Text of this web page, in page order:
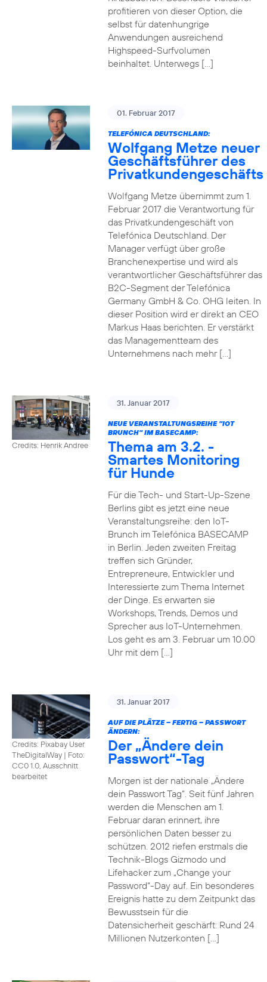
profitieren von dieser Option, die
selbst für datenhungrige
Anwendungen ausreichend
Highspeed-Surfvolumen
beinhaltet. Unterwegs […]
01. Februar 2017
TELEFÓNICA DEUTSCHLAND:
Wolfgang Metze neuer
Geschäftsführer des
Privatkundengeschäfts
Wolfgang Metze übernimmt zum 1.
Februar 2017 die Verantwortung für
das Privatkundengeschäft von
Telefónica Deutschland. Der
Manager verfügt über große
Branchenexpertise und wird als
verantwortlicher Geschäftsführer das
B2C-Segment der Telefónica
Germany GmbH & Co. OHG leiten. In
dieser Position wird er direkt an CEO
Markus Haas berichten. Er verstärkt
das Managementteam des
Unternehmens nach mehr […]
Credits: Henrik Andree
31. Januar 2017
NEUE VERANSTALTUNGSREIHE "IOT
BRUNCH" IM BASECAMP:
Thema am 3.2. -
Smartes Monitoring
für Hunde
Für die Tech- und Start-Up-Szene
Berlins gibt es jetzt eine neue
Veranstaltungsreihe: den IoT-
Brunch im Telefónica BASECAMP
in Berlin. Jeden zweiten Freitag
treffen sich Gründer,
Entrepreneure, Entwickler und
Interessierte zum Thema Internet
der Dinge. Es erwarten sie
Workshops, Trends, Demos und
Sprecher aus IoT-Unternehmen.
Los geht es am 3. Februar um 10.00
Uhr mit dem […]
Credits: Pixabay User
TheDigitalWay | Foto:
CC0 1.0, Ausschnitt
bearbeitet
31. Januar 2017
AUF DIE PLÄTZE – FERTIG – PASSWORT
ÄNDERN:
Der „Ändere dein
Passwort“-Tag
Morgen ist der nationale „Ändere
dein Passwort Tag“. Seit fünf Jahren
werden die Menschen am 1.
Februar daran erinnert, ihre
persönlichen Daten besser zu
schützen. 2012 riefen erstmals die
Technik-Blogs Gizmodo und
Lifehacker zum „Change your
Password“-Day auf. Ein besonderes
Ereignis hatte zu dem Zeitpunkt das
Bewusstsein für die
Datensicherheit geschärft: Rund 24
Millionen Nutzerkonten […]